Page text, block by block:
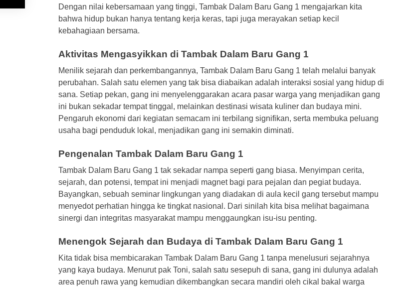
Dengan nilai kebersamaan yang tinggi, Tambak Dalam Baru Gang 1 mengajarkan kita
bahwa hidup bukan hanya tentang kerja keras, tapi juga merayakan setiap kecil
kebahagiaan bersama.
Aktivitas Mengasyikkan di Tambak Dalam Baru Gang 1
Menilik sejarah dan perkembangannya, Tambak Dalam Baru Gang 1 telah melalui banyak
perubahan. Salah satu elemen yang tak bisa diabaikan adalah interaksi sosial yang hidup di
sana. Setiap pekan, gang ini menyelenggarakan acara pasar warga yang menjadikan gang
ini bukan sekadar tempat tinggal, melainkan destinasi wisata kuliner dan budaya mini.
Pengaruh ekonomi dari kegiatan semacam ini terbilang signifikan, serta membuka peluang
usaha bagi penduduk lokal, menjadikan gang ini semakin diminati.
Pengenalan Tambak Dalam Baru Gang 1
Tambak Dalam Baru Gang 1 tak sekadar nampa seperti gang biasa. Menyimpan cerita,
sejarah, dan potensi, tempat ini menjadi magnet bagi para pejalan dan pegiat budaya.
Bayangkan, sebuah seminar lingkungan yang diadakan di aula kecil gang tersebut mampu
menyedot perhatian hingga ke tingkat nasional. Dari sinilah kita bisa melihat bagaimana
sinergi dan integritas masyarakat mampu menggaungkan isu-isu penting.
Menengok Sejarah dan Budaya di Tambak Dalam Baru Gang 1
Kita tidak bisa membicarakan Tambak Dalam Baru Gang 1 tanpa menelusuri sejarahnya
yang kaya budaya. Menurut pak Toni, salah satu sesepuh di sana, gang ini dulunya adalah
area penuh rawa yang kemudian dikembangkan secara mandiri oleh cikal bakal warga